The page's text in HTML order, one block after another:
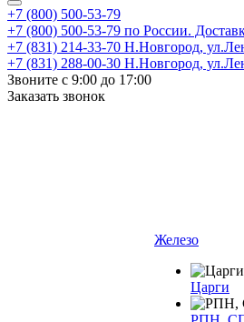
+7 (800) 500-53-79
+7 (800) 500-53-79 по России.
+7 (831) 214-33-70 Н.Новгород,
+7 (831) 288-00-30 Н.Новгород,
Звоните с 9:00 до 17:00
Заказать звонок
Железо
Царги